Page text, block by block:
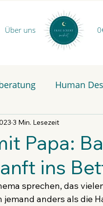
Über uns
Human
Papa:
ins
3 Min. Lesezeit
sprechen, das
anders als die